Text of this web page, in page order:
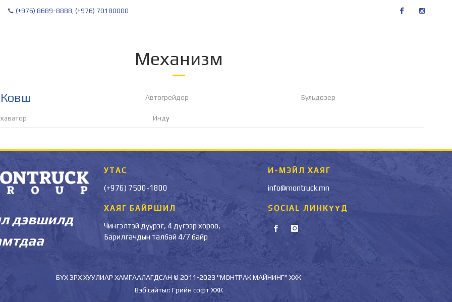
(+976) 8689-8888, (+976) 70180000
Механизм
Ковш Автогрейдер Бульдозер
Индүү
дэвшилд
УТАС
(+976) 7500-1800
ХАЯГ БАЙРШИЛ
Чингэлтэй дүүрэг, 4 дүгээр хороо,
Барилгачдын талбай 4/7 байр
И-МЭЙЛ ХАЯГ
info@montruck.mn
SOCIAL ЛИНКҮҮД
БҮХ ЭРХ ХУУЛИАР ХАМГААЛАГДСАН © 2011-2023 "МОНТРАК МАЙНИНГ" ХХК
Вэб сайтыг: Грийн софт ХХК